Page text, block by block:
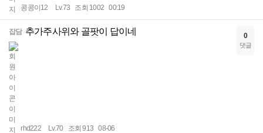
콩콩이12 Lv.73 조회 1002 00:19
잡담 추가주사위와 골팟이 답이네
rhd222 Lv.70 조회 913 08-06
0
댓글